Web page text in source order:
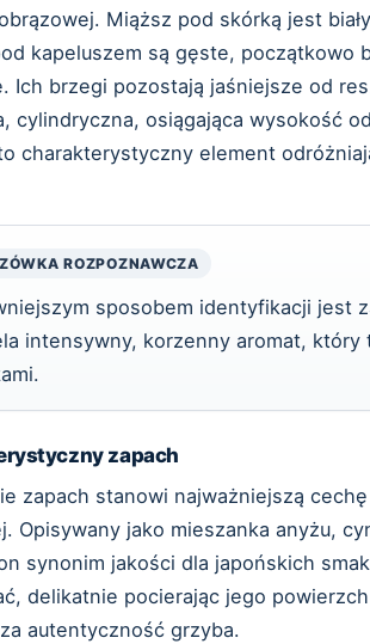
Miąższ pod skórką jest
kapeluszem są gęste, początkowo
Ich brzegi pozostają jaśniejsze od
cylindryczna, osiągająca wysokość
charakterystyczny element
ROZPOZNAWCZA
sposobem identyfikacji jest
intensywny, korzenny aromat, który
zapach
zapach stanowi najważniejszą
Opisywany jako mieszanka anyżu,
synonim jakości dla japońskich
delikatnie pocierając jego
autentyczność grzyba.